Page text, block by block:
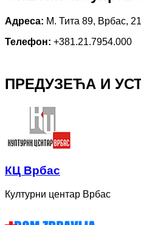
Адреса: М. Тита 89, Врбас,
Телефон: +381.21.7954.000
ПРЕДУЗЕЋА И
КЦ Врбас
Културни центар Врбас